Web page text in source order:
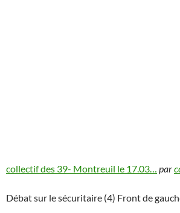
collectif des 39- Montreuil le 17.03… par
Débat sur le sécuritaire (4) Front de